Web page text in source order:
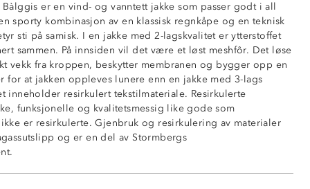
er en vind- og vanntett jakke som passer godt i all
sporty kombinasjon av en klassisk regnkåpe og en teknisk
sti på samisk. I en jakke med 2-lagskvalitet er ytterstoffet
sammen. På innsiden vil det være et løst meshfôr. Det løse
vekk fra kroppen, beskytter membranen og bygger opp en
for at jakken oppleves lunere enn en jakke med 3-lags
inneholder resirkulert tekstilmateriale. Resirkulerte
funksjonelle og kvalitetsmessig like gode som
er resirkulerte. Gjenbruk og resirkulering av materialer
og er en del av Stormbergs
og hette
og erme
av kragen
under armene
nederst
front
på ermet